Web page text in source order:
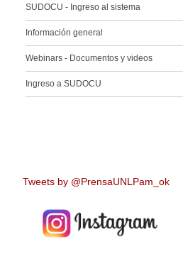
SUDOCU - Ingreso al sistema
Información general
Webinars - Documentos y videos
Ingreso a SUDOCU
Tweets by @PrensaUNLPam_ok